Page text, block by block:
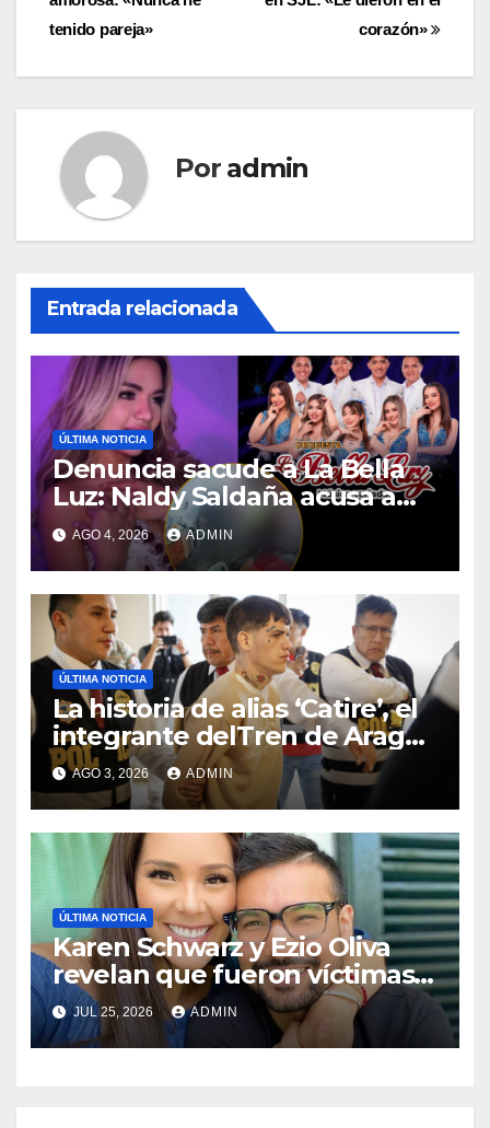
corazón»
tenido pareja»
Por admin
Entrada relacionada
ÚLTIMA NOTICIA
Denuncia sacude a La Bella
Luz: Naldy Saldaña acusa a
director musical de
tocamientos indebidos
AGO 4, 2026 ADMIN
ÚLTIMA NOTICIA
La historia de alias ‘Catire’, el
integrante delTren de Aragua
que fue expulsado del Perú
AGO 3, 2026 ADMIN
ÚLTIMA NOTICIA
Karen Schwarz y Ezio Oliva
revelan que fueron víctimas
de extorsión antes de dejar
Perú para radicar en Madrid
JUL 25, 2026 ADMIN